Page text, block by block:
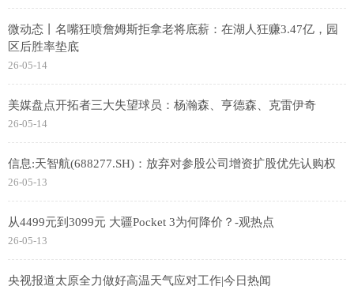
微动态丨名嘴狂喷詹姆斯拒拿老将底薪：在湖人狂赚3.47亿，园
区后胜率垫底
26-05-14
美媒盘点开拓者三大失望球员：杨瀚森、亨德森、克雷伊奇
26-05-14
信息:天智航(688277.SH)：放弃对参股公司增资扩股优先认购权
26-05-13
从4499元到3099元 大疆Pocket 3为何降价？-观热点
26-05-13
央视报道太原全力做好高温天气应对工作|今日热闻